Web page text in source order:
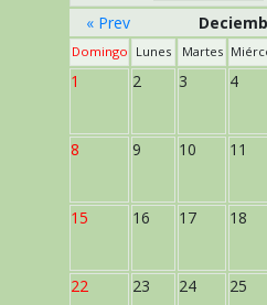
« Prev
Domingo Lunes Martes
1 2 3 4
8 9 10 11
15 16 17 18
22 23 24 25